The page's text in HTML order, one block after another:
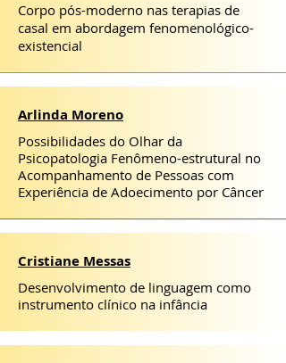
Corpo pós-moderno nas terapias de
casal em abordagem fenomenológico-
existencial
Arlinda Moreno
Possibilidades do Olhar da
Psicopatologia Fenômeno-estrutural no
Acompanhamento de Pessoas com
Experiência de Adoecimento por Câncer
Cristiane Messas
Desenvolvimento de linguagem como
instrumento clínico na infância